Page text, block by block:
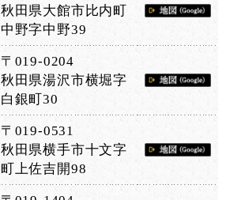
秋田県大館市比内町
中野字中野39
〒019-0204
秋田県湯沢市横堀字
白銀町30
〒019-0531
秋田県横手市十文字
町上佐吉開98